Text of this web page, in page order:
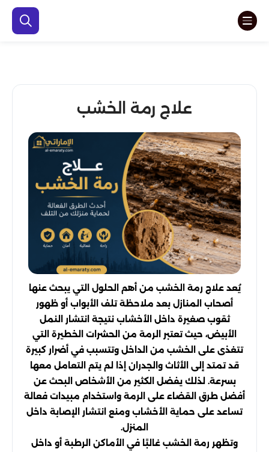
علاج رمة الخشب
يُعد علاج رمة الخشب من أهم الحلول التي يبحث عنها
أصحاب المنازل بعد ملاحظة تلف الأبواب أو ظهور
ثقوب صغيرة داخل الأخشاب نتيجة انتشار النمل
الأبيض، حيث تعتبر الرمة من الحشرات الخطيرة التي
تتغذى على الخشب من الداخل وتتسبب في أضرار كبيرة
قد تمتد إلى الأثاث والجدران إذا لم يتم التعامل معها
بسرعة. لذلك يفضل الكثير من الأشخاص البحث عن
أفضل طرق القضاء على الرمة واستخدام مبيدات فعالة
تساعد على حماية الأخشاب ومنع انتشار الإصابة داخل
المنزل.
وتظهر رمة الخشب غالبًا في الأماكن الرطبة أو داخل